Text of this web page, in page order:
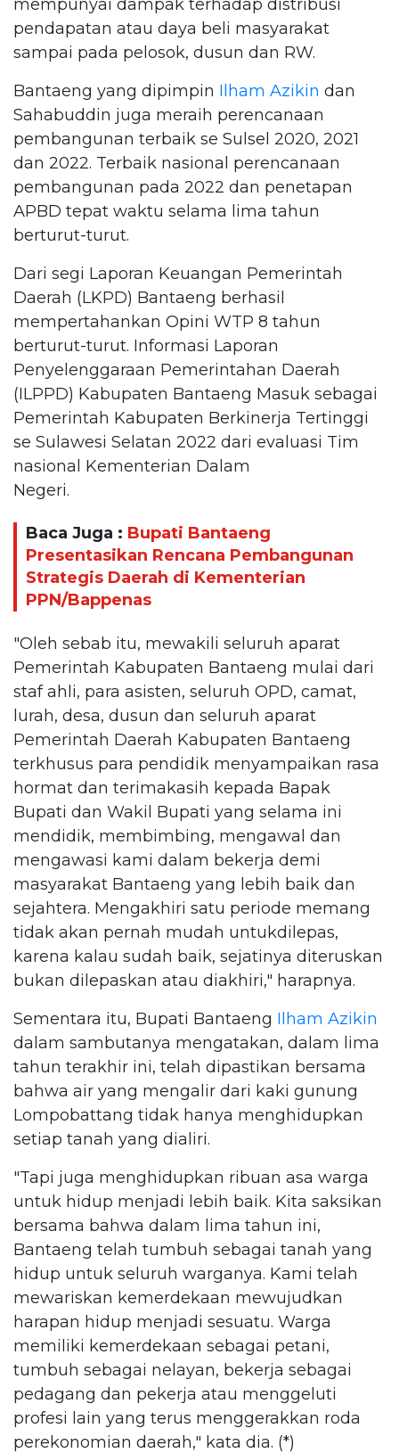
mempunyai dampak terhadap distribusi
pendapatan atau daya beli masyarakat
sampai pada pelosok, dusun dan RW.
Bantaeng yang dipimpin Ilham Azikin dan
Sahabuddin juga meraih perencanaan
pembangunan terbaik se Sulsel 2020, 2021
dan 2022. Terbaik nasional perencanaan
pembangunan pada 2022 dan penetapan
APBD tepat waktu selama lima tahun
berturut-turut.
Dari segi Laporan Keuangan Pemerintah
Daerah (LKPD) Bantaeng berhasil
mempertahankan Opini WTP 8 tahun
berturut-turut. Informasi Laporan
Penyelenggaraan Pemerintahan Daerah
(ILPPD) Kabupaten Bantaeng Masuk sebagai
Pemerintah Kabupaten Berkinerja Tertinggi
se Sulawesi Selatan 2022 dari evaluasi Tim
nasional Kementerian Dalam
Negeri.
Baca Juga : Bupati Bantaeng
Presentasikan Rencana Pembangunan
Strategis Daerah di Kementerian
PPN/Bappenas
"Oleh sebab itu, mewakili seluruh aparat
Pemerintah Kabupaten Bantaeng mulai dari
staf ahli, para asisten, seluruh OPD, camat,
lurah, desa, dusun dan seluruh aparat
Pemerintah Daerah Kabupaten Bantaeng
terkhusus para pendidik menyampaikan rasa
hormat dan terimakasih kepada Bapak
Bupati dan Wakil Bupati yang selama ini
mendidik, membimbing, mengawal dan
mengawasi kami dalam bekerja demi
masyarakat Bantaeng yang lebih baik dan
sejahtera. Mengakhiri satu periode memang
tidak akan pernah mudah untukdilepas,
karena kalau sudah baik, sejatinya diteruskan
bukan dilepaskan atau diakhiri," harapnya.
Sementara itu, Bupati Bantaeng Ilham Azikin
dalam sambutanya mengatakan, dalam lima
tahun terakhir ini, telah dipastikan bersama
bahwa air yang mengalir dari kaki gunung
Lompobattang tidak hanya menghidupkan
setiap tanah yang dialiri.
"Tapi juga menghidupkan ribuan asa warga
untuk hidup menjadi lebih baik. Kita saksikan
bersama bahwa dalam lima tahun ini,
Bantaeng telah tumbuh sebagai tanah yang
hidup untuk seluruh warganya. Kami telah
mewariskan kemerdekaan mewujudkan
harapan hidup menjadi sesuatu. Warga
memiliki kemerdekaan sebagai petani,
tumbuh sebagai nelayan, bekerja sebagai
pedagang dan pekerja atau menggeluti
profesi lain yang terus menggerakkan roda
perekonomian daerah," kata dia. (*)